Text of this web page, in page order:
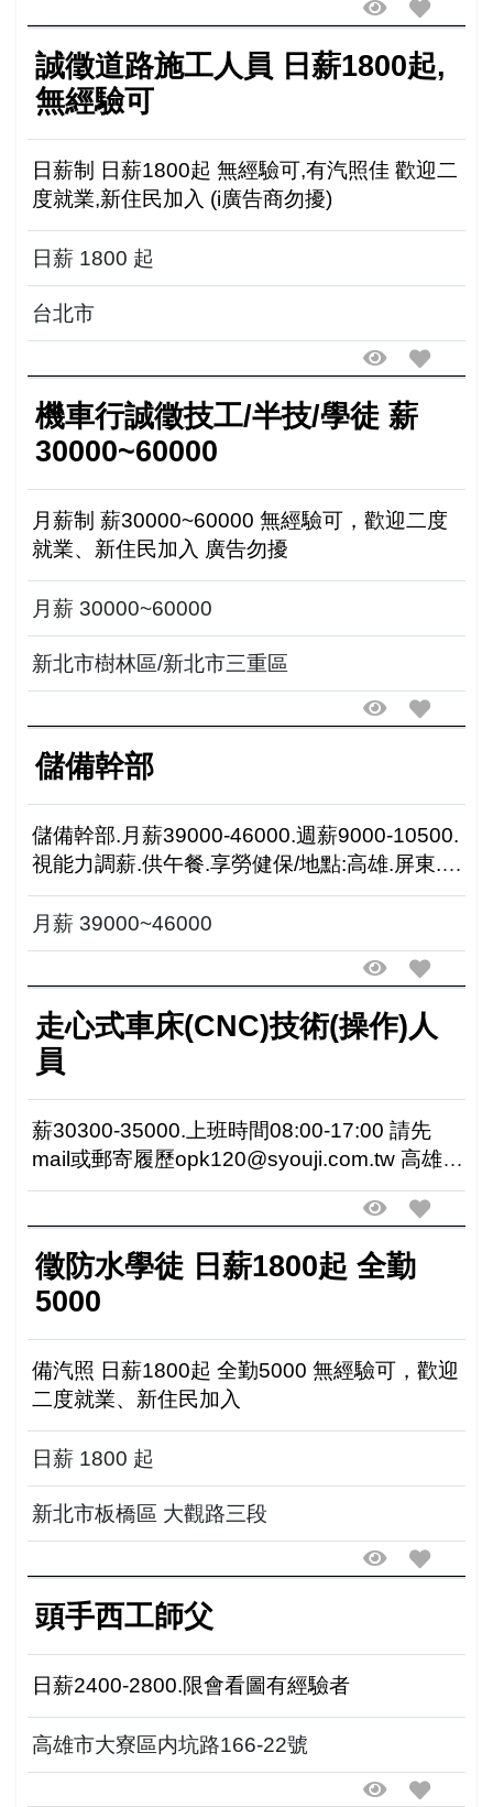
誠徵道路施工人員 日薪1800起,
無經驗可
日薪制 日薪1800起 無經驗可,有汽照佳 歡迎二
度就業,新住民加入 (i廣告商勿擾)
日薪 1800 起
台北市
機車行誠徵技工/半技/學徒 薪
30000~60000
月薪制 薪30000~60000 無經驗可，歡迎二度
就業、新住民加入 廣告勿擾
月薪 30000~60000
新北市樹林區/新北市三重區
儲備幹部
儲備幹部.月薪39000-46000.週薪9000-10500.
視能力調薪.供午餐.享勞健保/地點:高雄.屏東.台
南
月薪 39000~46000
走心式車床(CNC)技術(操作)人
員
薪30300-35000.上班時間08:00-17:00 請先
mail或郵寄履歷opk120@syouji.com.tw 高雄市
鳳山區鳳仁路97-6號
徵防水學徒 日薪1800起 全勤
5000
備汽照 日薪1800起 全勤5000 無經驗可，歡迎
二度就業、新住民加入
日薪 1800 起
新北市板橋區 大觀路三段
頭手西工師父
日薪2400-2800.限會看圖有經驗者
高雄市大寮區内坑路166-22號